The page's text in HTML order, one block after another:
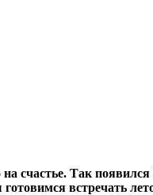
счастье. Так
встречать